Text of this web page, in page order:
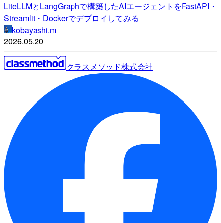
LiteLLMとLangGraphで構築したAIエージェントをFastAPI・
Streamlit・Dockerでデプロイしてみる
kobayashi.m
2026.05.20
クラスメソッド株式会社